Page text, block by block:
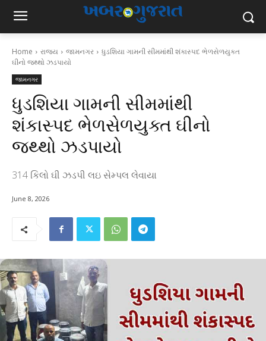
Home રાજ્ય જામનગર
ધુડશિયા ગામની સીમમાંથી શંકાસ્પદ ભેળસેળયુક્ત
ઘીનો જથ્થો ઝડપાયો
જામનગર
ધુડશિયા ગામની સીમમાંથી
શંકાસ્પદ ભેળસેળયુક્ત ઘીનો
જથ્થો ઝડપાયો
314 કિલો ઘી ઝડપી લઇ સેમ્પલ લેવાયા
June 8, 2026